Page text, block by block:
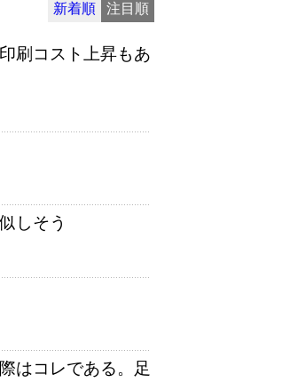
新着順 注目順
刷コスト上昇もあ
しそう
はコレである。足